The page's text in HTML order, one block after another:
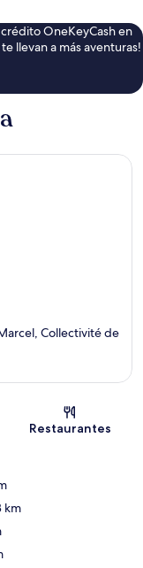
OneKeyCash en
llevan a más aventuras!
Collectivité de
Restaurantes
km